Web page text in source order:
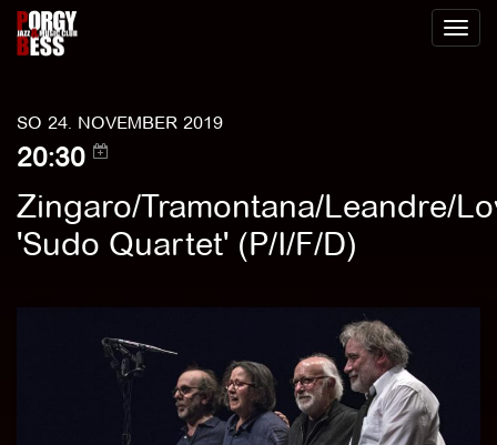
Toggle
SO 24. NOVEMBER 2019
20:30
Zingaro/Tramontana/Leandre/
'Sudo Quartet' (P/I/F/D)